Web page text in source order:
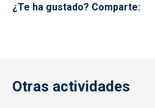
¿Te ha gustado? Comparte:
Otras actividades